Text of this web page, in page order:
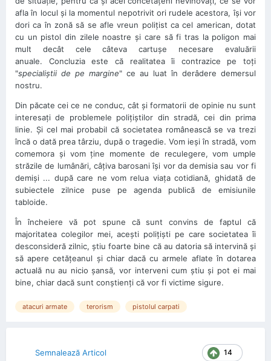
afla în locul şi la momentul nepotrivit ori rudele acestora, îşi vor
dori ca în zonă să se afle vreun poliţist ca cel american, dotat
cu un pistol din zilele noastre şi care să fi tras la poligon mai
mult decât cele câteva cartuşe necesare evaluării
anuale. Concluzia este că realitatea îi contrazice pe toţi
"specialiştii de pe margine" ce au luat în derâdere demersul
nostru.
Din păcate cei ce ne conduc, cât şi formatorii de opinie nu sunt
interesaţi de problemele poliţiştilor din stradă, cei din prima
linie. Şi cel mai probabil că societatea românească se va trezi
încă o dată prea târziu, după o tragedie. Vom ieşi în stradă, vom
comemora şi vom ţine momente de reculegere, vom umple
străzile de lumânări, câţiva barosani îşi vor da demisia sau vor fi
demişi ... după care ne vom relua viaţa cotidiană, ghidată de
subiectele zilnice puse pe agenda publică de emisiunile
tabloide.
În încheiere vă pot spune că sunt convins de faptul că
majoritatea colegilor mei, aceşti poliţişti pe care societatea îi
desconsideră zilnic, ştiu foarte bine că au datoria să intervină şi
să apere cetăţeanul şi chiar dacă cu armele aflate în dotarea
actuală nu au nicio şansă, vor interveni cum ştiu şi pot ei mai
bine, chiar dacă sunt conştienţi că vor fi victime sigure.
atacuri armate terorism pistolul carpati
14
Semnalează Articol